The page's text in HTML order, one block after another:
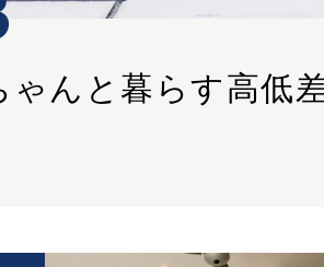
ゃんと暮らす高低